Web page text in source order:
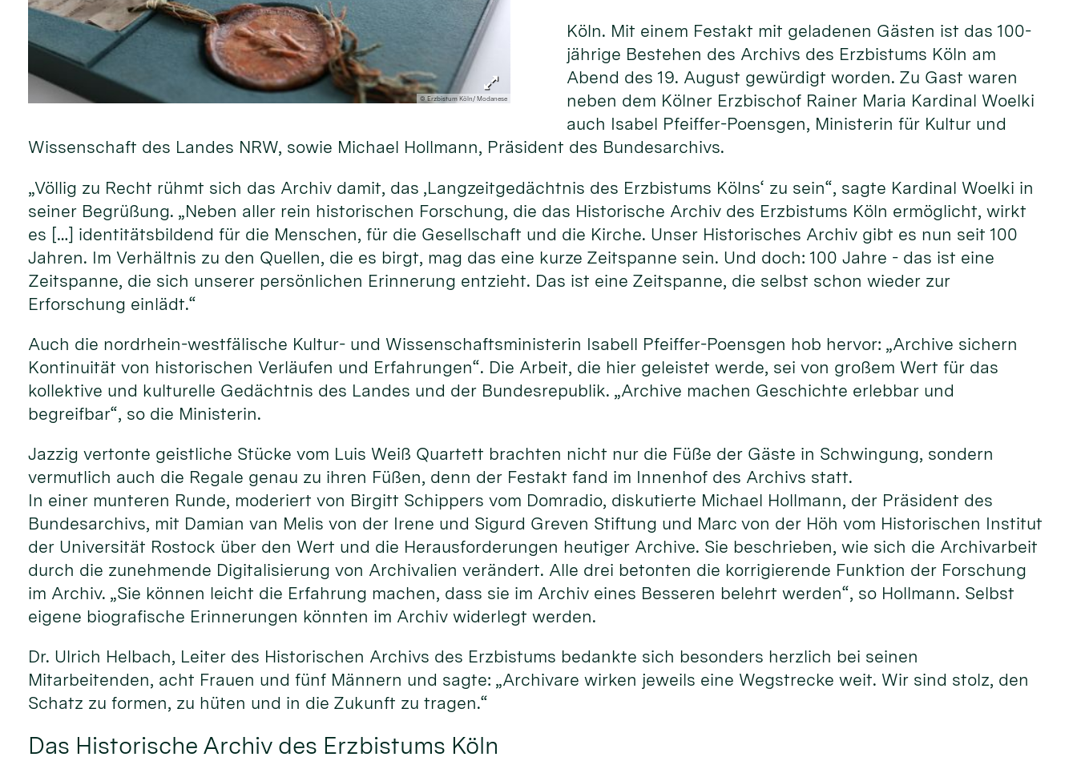
© Erzbistum Köln/ Modanese
Köln. Mit einem Festakt mit geladenen Gästen ist das 100-
jährige Bestehen des Archivs des Erzbistums Köln am
Abend des 19. August gewürdigt worden. Zu Gast waren
neben dem Kölner Erzbischof Rainer Maria Kardinal Woelki
auch Isabel Pfeiffer-Poensgen, Ministerin für Kultur und
Wissenschaft des Landes NRW, sowie Michael Hollmann, Präsident des Bundesarchivs.
„Völlig zu Recht rühmt sich das Archiv damit, das ‚Langzeitgedächtnis des Erzbistums Kölns‘ zu sein“, sagte Kardinal Woelki in
seiner Begrüßung. „Neben aller rein historischen Forschung, die das Historische Archiv des Erzbistums Köln ermöglicht, wirkt
es […] identitätsbildend für die Menschen, für die Gesellschaft und die Kirche. Unser Historisches Archiv gibt es nun seit 100
Jahren. Im Verhältnis zu den Quellen, die es birgt, mag das eine kurze Zeitspanne sein. Und doch: 100 Jahre - das ist eine
Zeitspanne, die sich unserer persönlichen Erinnerung entzieht. Das ist eine Zeitspanne, die selbst schon wieder zur
Erforschung einlädt.“
Auch die nordrhein-westfälische Kultur- und Wissenschaftsministerin Isabell Pfeiffer-Poensgen hob hervor: „Archive sichern
Kontinuität von historischen Verläufen und Erfahrungen“. Die Arbeit, die hier geleistet werde, sei von großem Wert für das
kollektive und kulturelle Gedächtnis des Landes und der Bundesrepublik. „Archive machen Geschichte erlebbar und
begreifbar“, so die Ministerin.
Jazzig vertonte geistliche Stücke vom Luis Weiß Quartett brachten nicht nur die Füße der Gäste in Schwingung, sondern
vermutlich auch die Regale genau zu ihren Füßen, denn der Festakt fand im Innenhof des Archivs statt.
In einer munteren Runde, moderiert von Birgitt Schippers vom Domradio, diskutierte Michael Hollmann, der Präsident des
Bundesarchivs, mit Damian van Melis von der Irene und Sigurd Greven Stiftung und Marc von der Höh vom Historischen Institut
der Universität Rostock über den Wert und die Herausforderungen heutiger Archive. Sie beschrieben, wie sich die Archivarbeit
durch die zunehmende Digitalisierung von Archivalien verändert. Alle drei betonten die korrigierende Funktion der Forschung
im Archiv. „Sie können leicht die Erfahrung machen, dass sie im Archiv eines Besseren belehrt werden“, so Hollmann. Selbst
eigene biografische Erinnerungen könnten im Archiv widerlegt werden.
Dr. Ulrich Helbach, Leiter des Historischen Archivs des Erzbistums bedankte sich besonders herzlich bei seinen
Mitarbeitenden, acht Frauen und fünf Männern und sagte: „Archivare wirken jeweils eine Wegstrecke weit. Wir sind stolz, den
Schatz zu formen, zu hüten und in die Zukunft zu tragen.“
Das Historische Archiv des Erzbistums Köln